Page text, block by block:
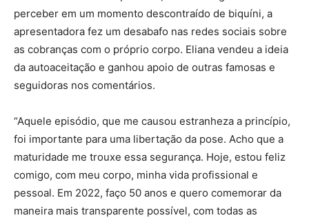
perceber em um momento descontraído de biquíni, a
apresentadora fez um desabafo nas redes sociais sobre
as cobranças com o próprio corpo. Eliana vendeu a ideia
da autoaceitação e ganhou apoio de outras famosas e
seguidoras nos comentários.
“Aquele episódio, que me causou estranheza a princípio,
foi importante para uma libertação da pose. Acho que a
maturidade me trouxe essa segurança. Hoje, estou feliz
comigo, com meu corpo, minha vida profissional e
pessoal. Em 2022, faço 50 anos e quero comemorar da
maneira mais transparente possível, com todas as